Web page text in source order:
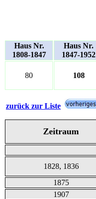
Haus Nr.
1808-1847
Haus Nr.
1847-1952
80 108
zurück zur Liste
Zeitraum
1828, 1836
1875
1907